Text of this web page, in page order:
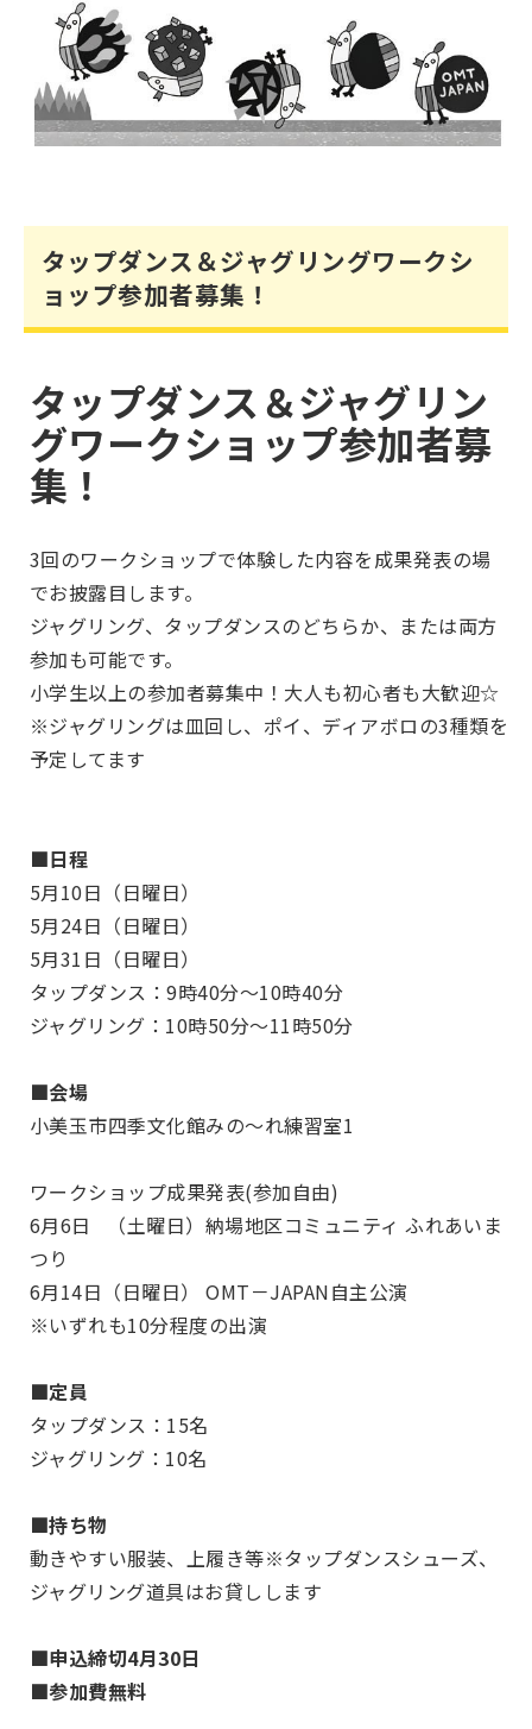
タップダンス＆ジャグリングワークシ
ョップ参加者募集！
タップダンス＆ジャグリン
グワークショップ参加者募
集！
3回のワークショップで体験した内容を成果発表の場
でお披露目します。
ジャグリング、タップダンスのどちらか、または両方
参加も可能です。
小学生以上の参加者募集中！大人も初心者も大歓迎☆
※ジャグリングは皿回し、ポイ、ディアボロの3種類を
予定してます
■日程
5月10日（日曜日）
5月24日（日曜日）
5月31日（日曜日）
タップダンス：9時40分～10時40分
ジャグリング：10時50分～11時50分
■会場
小美玉市四季文化館みの～れ練習室1
ワークショップ成果発表(参加自由)
6月6日 （土曜日）納場地区コミュニティ ふれあいま
つり
6月14日（日曜日） OMT－JAPAN自主公演
※いずれも10分程度の出演
■定員
タップダンス：15名
ジャグリング：10名
■持ち物
動きやすい服装、上履き等※タップダンスシューズ、
ジャグリング道具はお貸しします
■申込締切4月30日
■参加費無料